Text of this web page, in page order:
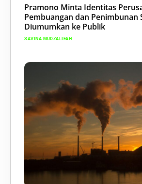
Pramono Minta Identitas
Pembuangan dan Penimbunan
Diumumkan ke Publik
SAVINA MUDZALIFAH